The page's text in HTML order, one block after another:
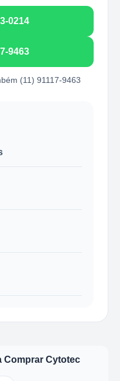
0214
9463
(11) 91117-9463
Comprar Cytotec